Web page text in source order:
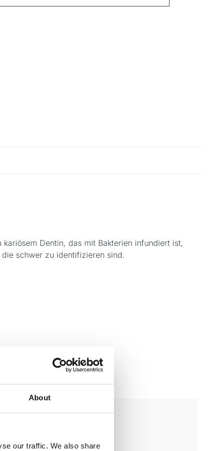
About
our traffic. We also share
Dentin, das mit Bakterien infundiert ist,
schwer zu identifizieren sind.